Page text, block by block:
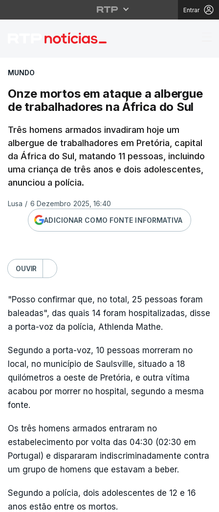
Entrar
Onze mortos em
MUNDO
Onze mortos em ataque a albergue
de trabalhadores na África do Sul
Três homens armados invadiram hoje um
albergue de trabalhadores em Pretória, capital
da África do Sul, matando 11 pessoas, incluindo
uma criança de três anos e dois adolescentes,
anunciou a polícia.
Lusa / 6 Dezembro 2025, 16:40
ADICIONAR COMO FONTE INFORMATIVA
OUVIR
"Posso confirmar que, no total, 25 pessoas foram
baleadas", das quais 14 foram hospitalizadas, disse
a porta-voz da polícia, Athlenda Mathe.
Segundo a porta-voz, 10 pessoas morreram no
local, no município de Saulsville, situado a 18
quilómetros a oeste de Pretória, e outra vítima
acabou por morrer no hospital, segundo a mesma
fonte.
Os três homens armados entraram no
estabelecimento por volta das 04:30 (02:30 em
Portugal) e dispararam indiscriminadamente contra
um grupo de homens que estavam a beber.
Segundo a polícia, dois adolescentes de 12 e 16
anos estão entre os mortos.